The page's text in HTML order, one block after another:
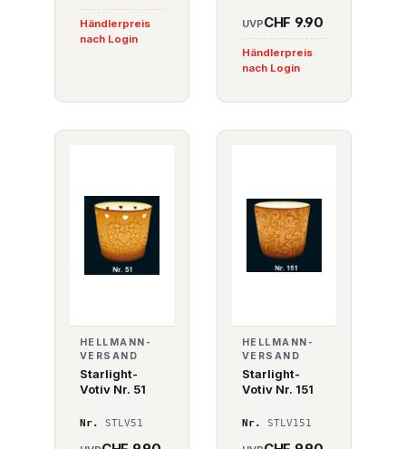
Händlerpreis
nach Login
UVPCHF 9.90
Händlerpreis
nach Login
HELLMANN-
VERSAND
Starlight-
Votiv Nr. 51
Nr. STLV51
HELLMANN-
VERSAND
Starlight-
Votiv Nr. 151
Nr. STLV151